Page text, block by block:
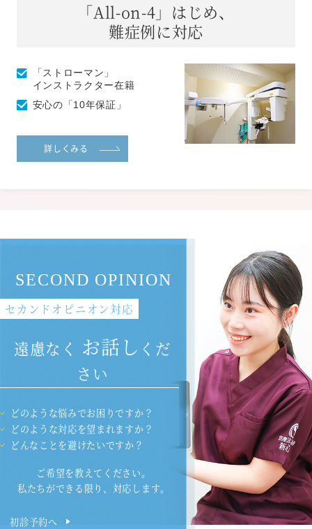
「All-on-4」はじめ、
難症例に対応
「ストローマン」
インストラクター在籍
安心の「10年保証」
詳しくみる
SECOND OPINION
セカンドオピニオン対応
遠慮なく お話し くだ
さい
どのような悩みでお困りですか？
どのような対応を望まれますか？
どんなことを避けたいですか？
ご希望を教えてください。
私たちができる限り、対応します。
初診予約へ